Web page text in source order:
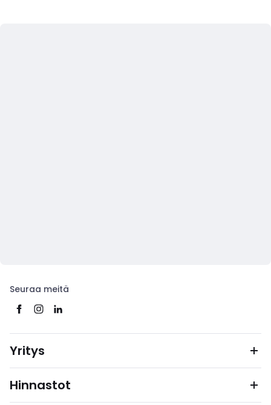
Seuraa meitä
Yritys
Hinnastot